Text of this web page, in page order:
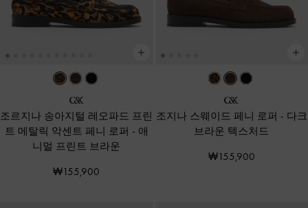
조르지나 송아지털 레오파드 프린
트 메탈릭 악센트 페니 로퍼 - 애
니멀 프린트 브라운
₩155,900
조지나 스웨이드 페니 로퍼 - 다크
브라운 텍스처드
₩155,900